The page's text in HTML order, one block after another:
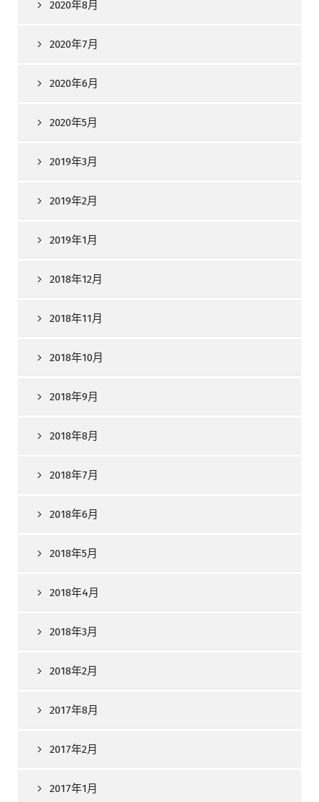
2020年8月
2020年7月
2020年6月
2020年5月
2019年3月
2019年2月
2019年1月
2018年12月
2018年11月
2018年10月
2018年9月
2018年8月
2018年7月
2018年6月
2018年5月
2018年4月
2018年3月
2018年2月
2017年8月
2017年2月
2017年1月